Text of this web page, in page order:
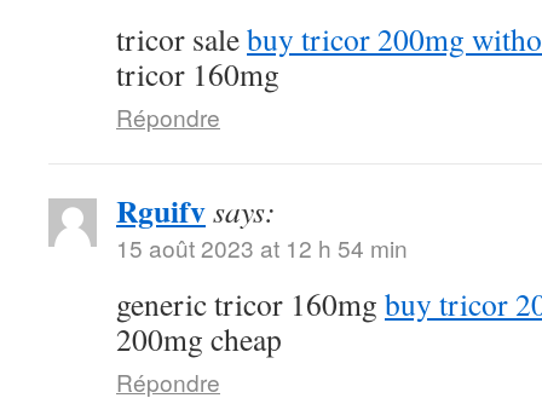
tricor salebuy tricor 200mg
tricor 160mg
Répondre
Rguifvsays:
15 août 2023 at 12 h 54 min
generic tricor 160mg buy tricor
200mg cheap
Répondre